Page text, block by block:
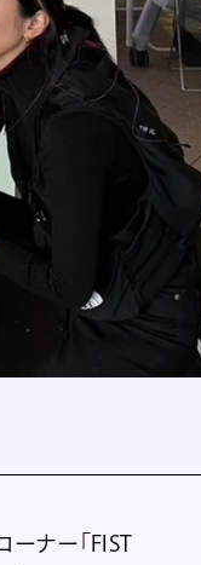
ーナー「FIST